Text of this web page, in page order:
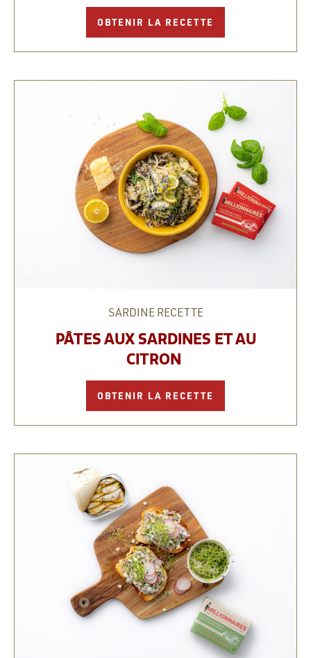
OBTENIR LA RECETTE
SARDINERECETTE
PÂTES AUX SARDINES ET AU
CITRON
OBTENIR LA RECETTE